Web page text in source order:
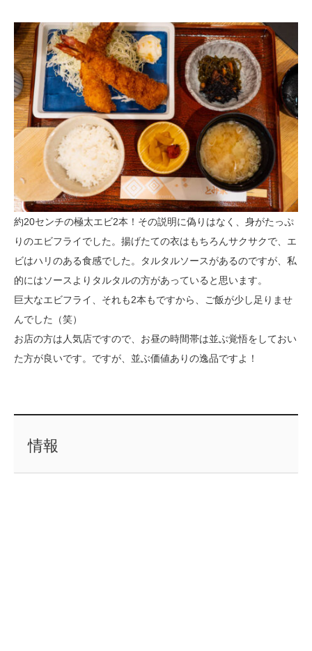
約20センチの極太エビ2本！その説明に偽りはなく、身がたっぷ
りのエビフライでした。揚げたての衣はもちろんサクサクで、エ
ビはハリのある食感でした。タルタルソースがあるのですが、私
的にはソースよりタルタルの方があっていると思います。
巨大なエビフライ、それも2本もですから、ご飯が少し足りませ
んでした（笑）
お店の方は人気店ですので、お昼の時間帯は並ぶ覚悟をしておい
た方が良いです。ですが、並ぶ価値ありの逸品ですよ！
情報